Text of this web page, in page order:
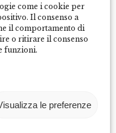
come i cookie per
Il consenso a
il comportamento di
o ritirare il consenso
funzioni.
le preferenze
Montegrotto è